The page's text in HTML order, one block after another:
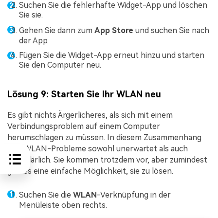
Suchen Sie die fehlerhafte Widget-App und löschen
Sie sie.
Gehen Sie dann zum App Store und suchen Sie nach
der App.
Fügen Sie die Widget-App erneut hinzu und starten
Sie den Computer neu.
Lösung 9: Starten Sie Ihr WLAN neu
Es gibt nichts Ärgerlicheres, als sich mit einem
Verbindungsproblem auf einem Computer
herumschlagen zu müssen. In diesem Zusammenhang
sind WLAN-Probleme sowohl unerwartet als auch
unerklärlich. Sie kommen trotzdem vor, aber zumindest
gibt es eine einfache Möglichkeit, sie zu lösen.
Suchen Sie die WLAN-Verknüpfung in der
Menüleiste oben rechts.